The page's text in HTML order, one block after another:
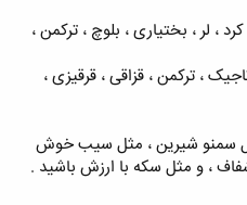
، لر ، بختیاری ، بلوچ ، ترکمن ،
، ترکمن ، قزاقی ، قرقیزی ،
سمنو شیرین ، مثل سیب خوش
، و مثل سکه با ارزش باشید .